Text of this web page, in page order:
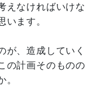
えなければいけな
います。
、造成していく
の計画そのものの
。